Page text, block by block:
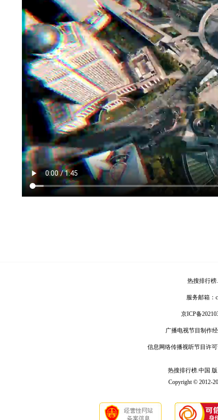
热搜排行榜
服务邮箱：
京ICP备
广播电视节目制作
信息网络传播视听节目许
热搜排行榜.中国
Copyright © 2012-